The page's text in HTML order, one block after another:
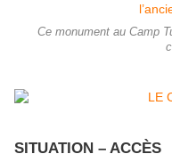
Ce monument au Camp
SITUATION – ACCÈS